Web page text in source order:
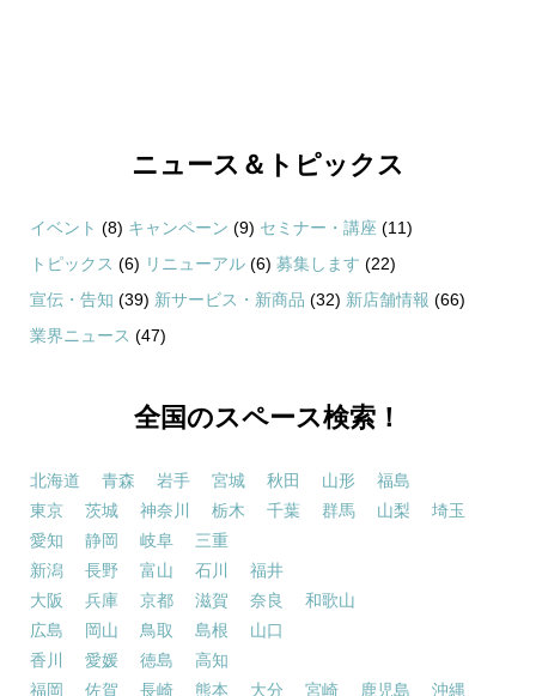
ニュース＆トピックス
イベント (8) キャンペーン (9) セミナー・講座 (11)
トピックス (6) リニューアル(6) 募集します (22)
宣伝・告知 (39) 新サービス・新商品 (32) 新店舗情報 (66)
業界ニュース (47)
全国のスペース検索！
北海道 青森 岩手 宮城 秋田 山形
福島
東京
茨城 神奈川 栃木 千葉 群馬 山梨
埼玉
愛知
静岡 岐阜
三重
新潟
長野 富山 石川
福井
大阪
兵庫 京都 滋賀 奈良
和歌山
広島
岡山 鳥取 島根
山口
香川
愛媛 徳島
高知
福岡
佐賀 長崎 熊本 大分 宮崎 鹿児島
沖縄